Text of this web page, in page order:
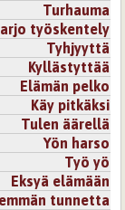
Turhauma
työskentely
Tyhjyyttä
Kyllästyttää
Elämän pelko
Käy pitkäksi
Tulen äärellä
Yön harso
Työ yö
Eksyä elämään
tunnetta